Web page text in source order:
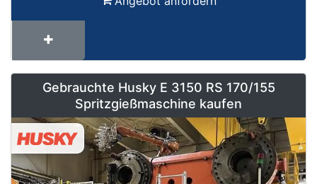
Gebrauchte Husky E 3150 RS 170/155
Spritzgießmaschine kaufen